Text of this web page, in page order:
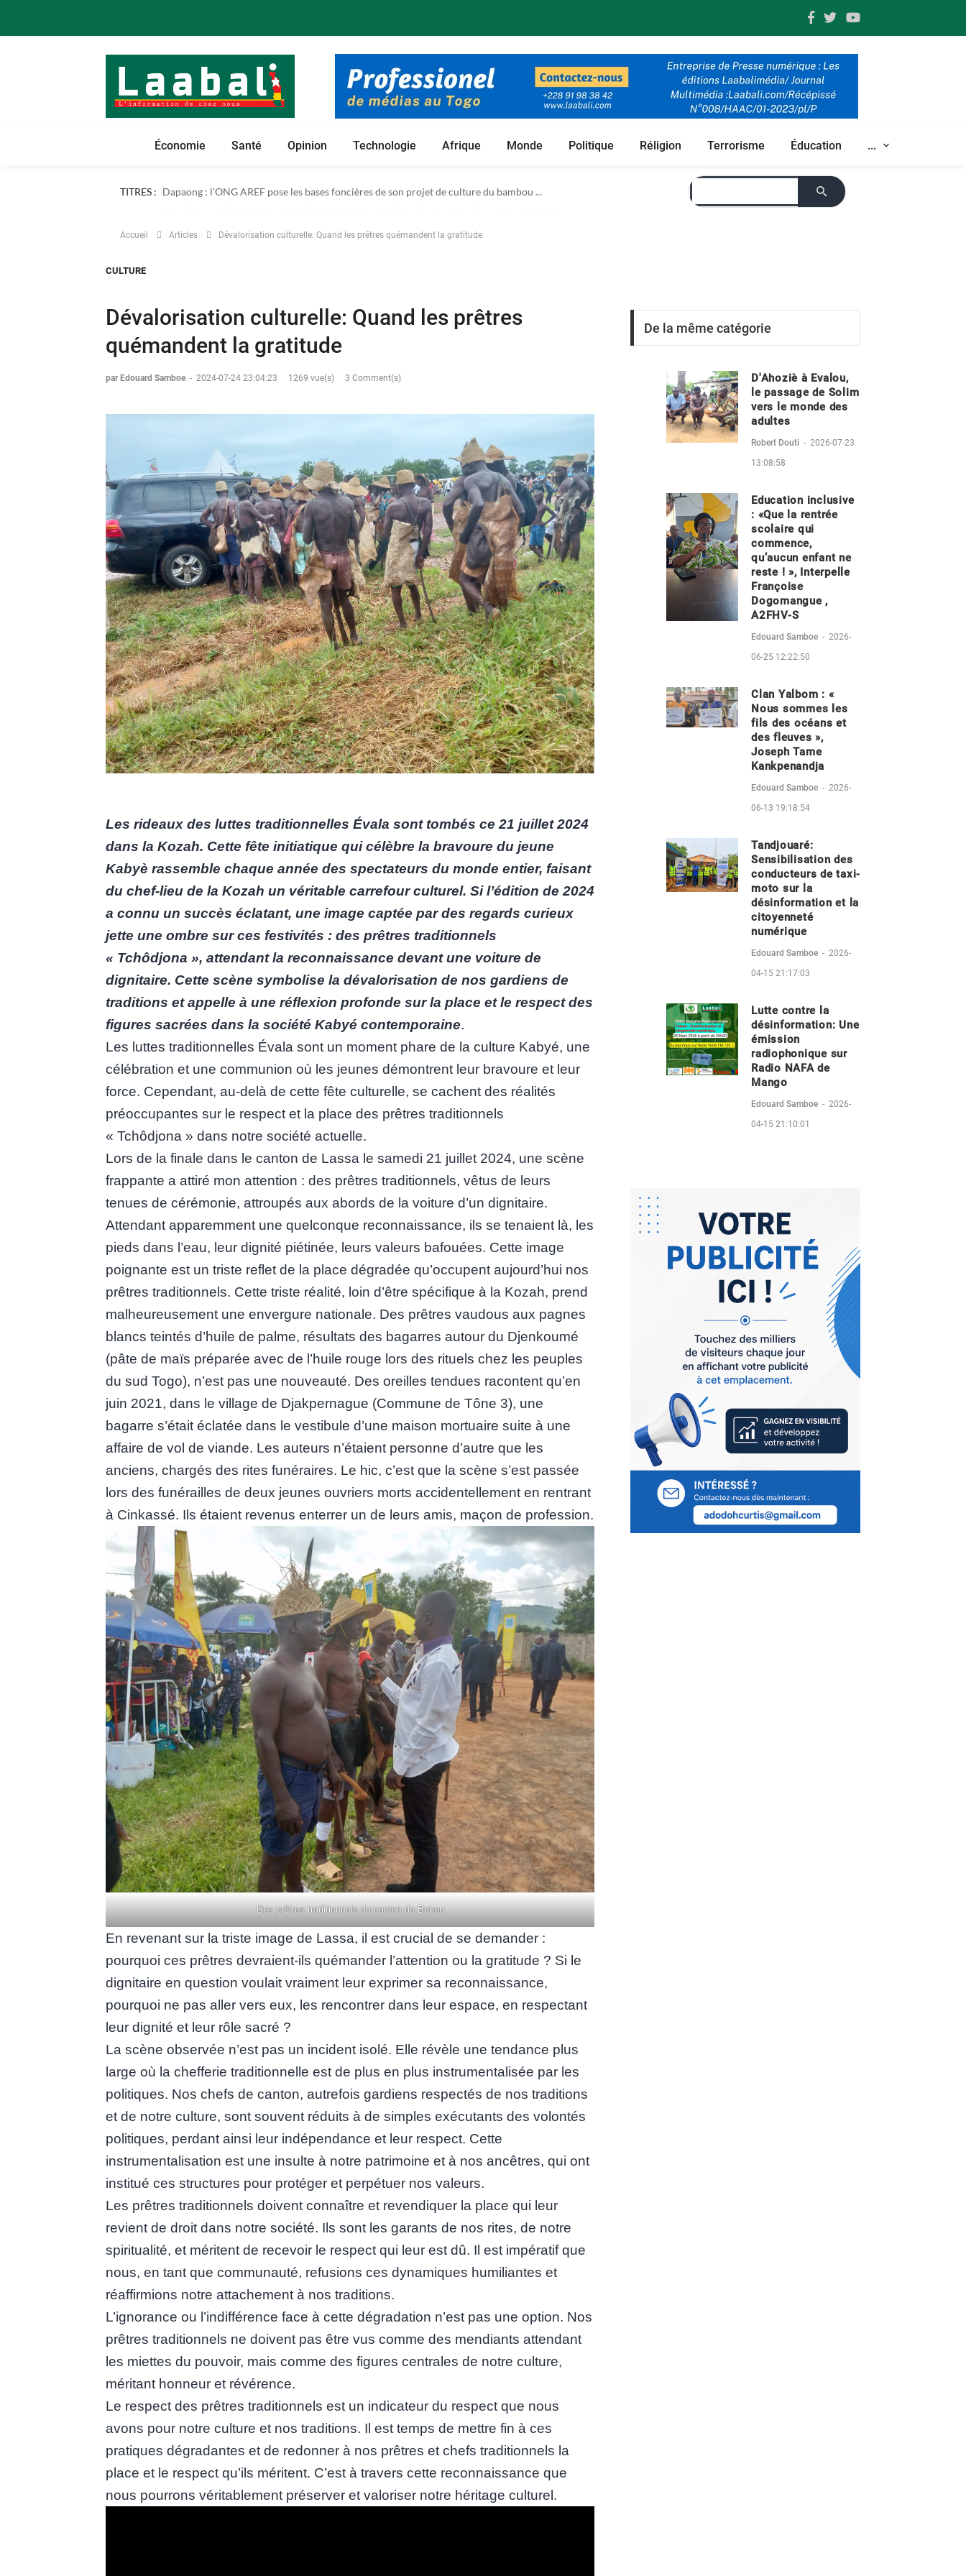
Économie Santé Opinion Technologie Afrique Monde Politique Réligion Terrorisme Éducation ...
TITRES : Dapaong : l'ONG AREF pose les bases foncières de son projet de culture du bambou ...
Accueil Articles Dévalorisation culturelle: Quand les prêtres quémandent la gratitude
CULTURE
Dévalorisation culturelle: Quand les prêtres
quémandent la gratitude
par Edouard Samboe - 2024-07-24 23:04:23 1269 vue(s) 3 Comment(s)
Les rideaux des luttes traditionnelles Évala sont tombés ce 21 juillet 2024
dans la Kozah. Cette fête initiatique qui célèbre la bravoure du jeune
Kabyè rassemble chaque année des spectateurs du monde entier, faisant
du chef-lieu de la Kozah un véritable carrefour culturel. Si l’édition de 2024
a connu un succès éclatant, une image captée par des regards curieux
jette une ombre sur ces festivités : des prêtres traditionnels
« Tchôdjona », attendant la reconnaissance devant une voiture de
dignitaire. Cette scène symbolise la dévalorisation de nos gardiens de
traditions et appelle à une réflexion profonde sur la place et le respect des
figures sacrées dans la société Kabyé contemporaine.
Les luttes traditionnelles Évala sont un moment phare de la culture Kabyé, une
célébration et une communion où les jeunes démontrent leur bravoure et leur
force. Cependant, au-delà de cette fête culturelle, se cachent des réalités
préoccupantes sur le respect et la place des prêtres traditionnels
« Tchôdjona » dans notre société actuelle.
Lors de la finale dans le canton de Lassa le samedi 21 juillet 2024, une scène
frappante a attiré mon attention : des prêtres traditionnels, vêtus de leurs
tenues de cérémonie, attroupés aux abords de la voiture d’un dignitaire.
Attendant apparemment une quelconque reconnaissance, ils se tenaient là, les
pieds dans l’eau, leur dignité piétinée, leurs valeurs bafouées. Cette image
poignante est un triste reflet de la place dégradée qu’occupent aujourd’hui nos
prêtres traditionnels. Cette triste réalité, loin d’être spécifique à la Kozah, prend
malheureusement une envergure nationale. Des prêtres vaudous aux pagnes
blancs teintés d’huile de palme, résultats des bagarres autour du Djenkoumé
(pâte de maïs préparée avec de l’huile rouge lors des rituels chez les peuples
du sud Togo), n’est pas une nouveauté. Des oreilles tendues racontent qu’en
juin 2021, dans le village de Djakpernague (Commune de Tône 3), une
bagarre s’était éclatée dans le vestibule d’une maison mortuaire suite à une
affaire de vol de viande. Les auteurs n’étaient personne d’autre que les
anciens, chargés des rites funéraires. Le hic, c’est que la scène s’est passée
lors des funérailles de deux jeunes ouvriers morts accidentellement en rentrant
à Cinkassé. Ils étaient revenus enterrer un de leurs amis, maçon de profession.
Des prêtres traditionnels du canton de Bohou
En revenant sur la triste image de Lassa, il est crucial de se demander :
pourquoi ces prêtres devraient-ils quémander l’attention ou la gratitude ? Si le
dignitaire en question voulait vraiment leur exprimer sa reconnaissance,
pourquoi ne pas aller vers eux, les rencontrer dans leur espace, en respectant
leur dignité et leur rôle sacré ?
La scène observée n’est pas un incident isolé. Elle révèle une tendance plus
large où la chefferie traditionnelle est de plus en plus instrumentalisée par les
politiques. Nos chefs de canton, autrefois gardiens respectés de nos traditions
et de notre culture, sont souvent réduits à de simples exécutants des volontés
politiques, perdant ainsi leur indépendance et leur respect. Cette
instrumentalisation est une insulte à notre patrimoine et à nos ancêtres, qui ont
institué ces structures pour protéger et perpétuer nos valeurs.
Les prêtres traditionnels doivent connaître et revendiquer la place qui leur
revient de droit dans notre société. Ils sont les garants de nos rites, de notre
spiritualité, et méritent de recevoir le respect qui leur est dû. Il est impératif que
nous, en tant que communauté, refusions ces dynamiques humiliantes et
réaffirmions notre attachement à nos traditions.
L’ignorance ou l’indifférence face à cette dégradation n’est pas une option. Nos
prêtres traditionnels ne doivent pas être vus comme des mendiants attendant
les miettes du pouvoir, mais comme des figures centrales de notre culture,
méritant honneur et révérence.
Le respect des prêtres traditionnels est un indicateur du respect que nous
avons pour notre culture et nos traditions. Il est temps de mettre fin à ces
pratiques dégradantes et de redonner à nos prêtres et chefs traditionnels la
place et le respect qu’ils méritent. C’est à travers cette reconnaissance que
nous pourrons véritablement préserver et valoriser notre héritage culturel.
De la même catégorie
D'Ahoziè à Evalou,
le passage de Solim
vers le monde des
adultes
Robert Douti - 2026-07-23
13:08:58
Education inclusive
: «Que la rentrée
scolaire qui
commence,
qu’aucun enfant ne
reste ! », Interpelle
Françoise
Dogomangue ,
A2FHV-S
Edouard Samboe - 2026-
06-25 12:22:50
Clan Yalbom : «
Nous sommes les
fils des océans et
des fleuves »,
Joseph Tame
Kankpenandja
Edouard Samboe - 2026-
06-13 19:18:54
Tandjouaré:
Sensibilisation des
conducteurs de taxi-
moto sur la
désinformation et la
citoyenneté
numérique
Edouard Samboe - 2026-
04-15 21:17:03
Lutte contre la
désinformation: Une
émission
radiophonique sur
Radio NAFA de
Mango
Edouard Samboe - 2026-
04-15 21:10:01